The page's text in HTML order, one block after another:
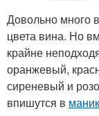
Довольно много
цвета вина. Но
крайне
оранжевый,
сиреневый и
впишутся в